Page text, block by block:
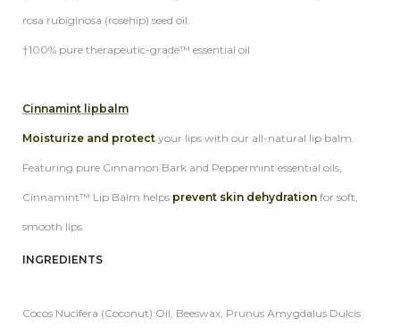
rosa rubiginosa (rosehip) seed oil.
†100% pure therapeutic-grade™ essential oil
Cinnamint lipbalm
Moisturize and protect your lips with our all-natural lip balm.
Featuring pure Cinnamon Bark and Peppermint essential oils,
Cinnamint™ Lip Balm helps prevent skin dehydration for soft,
smooth lips.
INGREDIENTS
Cocos Nucifera (Coconut) Oil, Beeswax, Prunus Amygdalus Dulcis